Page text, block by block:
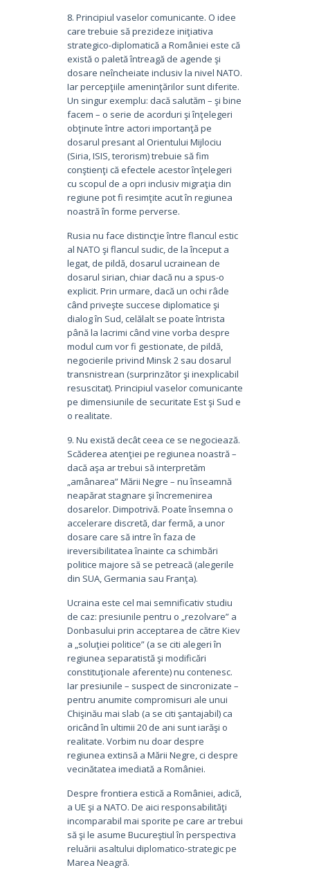
8. Principiul vaselor comunicante. O idee
care trebuie să prezideze iniţiativa
strategico-diplomatică a României este că
există o paletă întreagă de agende şi
dosare neîncheiate inclusiv la nivel NATO.
Iar percepţiile ameninţărilor sunt diferite.
Un singur exemplu: dacă salutăm – şi bine
facem – o serie de acorduri şi înţelegeri
obţinute între actori importanţă pe
dosarul presant al Orientului Mijlociu
(Siria, ISIS, terorism) trebuie să fim
conştienţi că efectele acestor înţelegeri
cu scopul de a opri inclusiv migraţia din
regiune pot fi resimţite acut în regiunea
noastră în forme perverse.
Rusia nu face distincţie între flancul estic
al NATO şi flancul sudic, de la început a
legat, de pildă, dosarul ucrainean de
dosarul sirian, chiar dacă nu a spus-o
explicit. Prin urmare, dacă un ochi râde
când priveşte succese diplomatice şi
dialog în Sud, celălalt se poate întrista
până la lacrimi când vine vorba despre
modul cum vor fi gestionate, de pildă,
negocierile privind Minsk 2 sau dosarul
transnistrean (surprinzător şi inexplicabil
resuscitat). Principiul vaselor comunicante
pe dimensiunile de securitate Est şi Sud e
o realitate.
9. Nu există decât ceea ce se negociează.
Scăderea atenţiei pe regiunea noastră –
dacă aşa ar trebui să interpretăm
„amânarea” Mării Negre – nu înseamnă
neapărat stagnare şi încremenirea
dosarelor. Dimpotrivă. Poate însemna o
accelerare discretă, dar fermă, a unor
dosare care să intre în faza de
ireversibilitatea înainte ca schimbări
politice majore să se petreacă (alegerile
din SUA, Germania sau Franţa).
Ucraina este cel mai semnificativ studiu
de caz: presiunile pentru o „rezolvare” a
Donbasului prin acceptarea de către Kiev
a „soluţiei politice” (a se citi alegeri în
regiunea separatistă şi modificări
constituţionale aferente) nu contenesc.
Iar presiunile – suspect de sincronizate –
pentru anumite compromisuri ale unui
Chişinău mai slab (a se citi şantajabil) ca
oricând în ultimii 20 de ani sunt iarăşi o
realitate. Vorbim nu doar despre
regiunea extinsă a Mării Negre, ci despre
vecinătatea imediată a României.
Despre frontiera estică a României, adică,
a UE şi a NATO. De aici responsabilităţi
incomparabil mai sporite pe care ar trebui
să şi le asume Bucureştiul în perspectiva
reluării asaltului diplomatico-strategic pe
Marea Neagră.